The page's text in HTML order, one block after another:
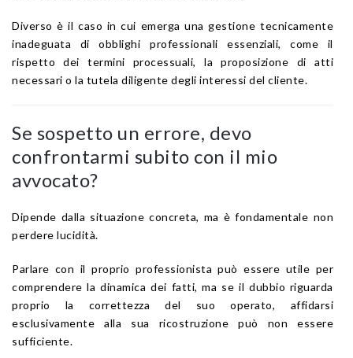
Diverso è il caso in cui emerga una gestione tecnicamente
inadeguata di obblighi professionali essenziali, come il
rispetto dei termini processuali, la proposizione di atti
necessari o la tutela diligente degli interessi del cliente.
Se sospetto un errore, devo
confrontarmi subito con il mio
avvocato?
Dipende dalla situazione concreta, ma è fondamentale non
perdere lucidità.
Parlare con il proprio professionista può essere utile per
comprendere la dinamica dei fatti, ma se il dubbio riguarda
proprio la correttezza del suo operato, affidarsi
esclusivamente alla sua ricostruzione può non essere
sufficiente.